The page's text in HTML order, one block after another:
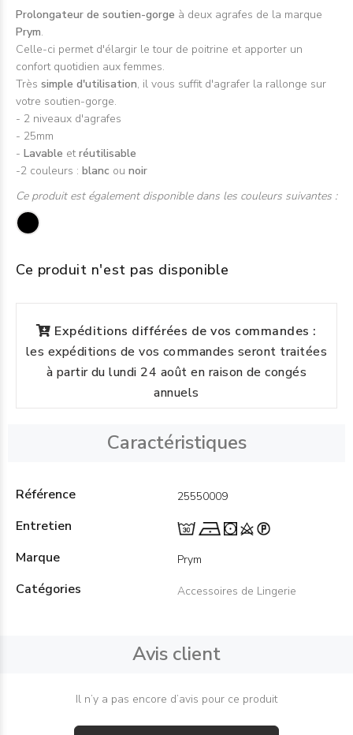
Prolongateur de soutien-gorge à deux agrafes de la marque
Prym.
Celle-ci permet d'élargir le tour de poitrine et apporter un
confort quotidien aux femmes.
Très simple d'utilisation, il vous suffit d'agrafer la rallonge sur
votre soutien-gorge.
- 2 niveaux d'agrafes
- 25mm
- Lavable etréutilisable
-2 couleurs : blanc ou noir
Ce produit est également disponible dans les couleurs suivantes :
Ce produit n'est pas disponible
Expéditions différées de vos commandes :
les expéditions de vos commandes seront traitées
à partir du lundi 24 août en raison de congés
annuels
Caractéristiques
Référence 25550009
Entretien
Marque
Prym
Catégories Accessoires de Lingerie
Avis client
Il n’y a pas encore d’avis pour ce produit